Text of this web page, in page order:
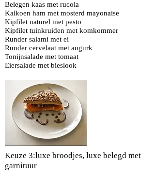
Belegen kaas met rucola
Kalkoen ham met mosterd mayonaise
Kipfilet naturel met pesto
Kipfilet tuinkruiden met komkommer
Runder salami met ei
Runder cervelaat met augurk
Tonijnsalade met tomaat
Eiersalade met bieslook
Keuze 3:luxe broodjes, luxe belegd met
garnituur